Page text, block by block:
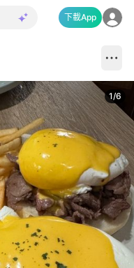
下載App
1/6